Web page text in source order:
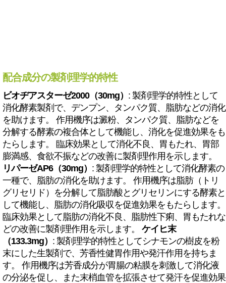
配合成分の製剤理学的特性
ビオヂアスターゼ2000（30mg） : 製剤理学的特性として
消化酵素製剤で、デンプン、タンパク質、脂肪などの消化
を助けます。 作用機序は澱粉、タンパク質、脂肪などを
分解する酵素の複合体として機能し、消化を促進効果をも
たらします。 臨床効果として消化不良、胃もたれ、胃部
膨満感、食欲不振などの改善に製剤理作用を示します。
リパーゼAP6（30mg） : 製剤理学的特性として消化酵素の
一種で、脂肪の消化を助けます。 作用機序は脂肪（トリ
グリセリド）を分解して脂肪酸とグリセリンにする酵素と
して機能し、脂肪の消化吸収を促進効果をもたらします。
臨床効果として脂肪の消化不良、脂肪性下痢、胃もたれな
どの改善に製剤理作用を示します。 ケイヒ末
（133.3mg） : 製剤理学的特性としてシナモンの樹皮を粉
末にした生製剤で、芳香性健胃作用や発汗作用を持ちま
す。 作用機序は芳香成分が胃腸の粘膜を刺激して消化液
の分泌を促し、また末梢血管を拡張させて発汗を促進効果